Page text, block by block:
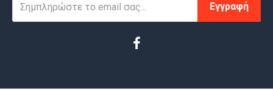
Χρησιμοποιείται στα εξωτερικά ιατρεία και στις
Εγγραφή